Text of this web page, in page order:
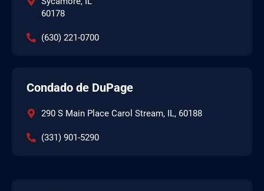
60178
(630) 221-0700
Condado de DuPage
290 S Main Place Carol Stream, IL, 60188
(331) 901-5290